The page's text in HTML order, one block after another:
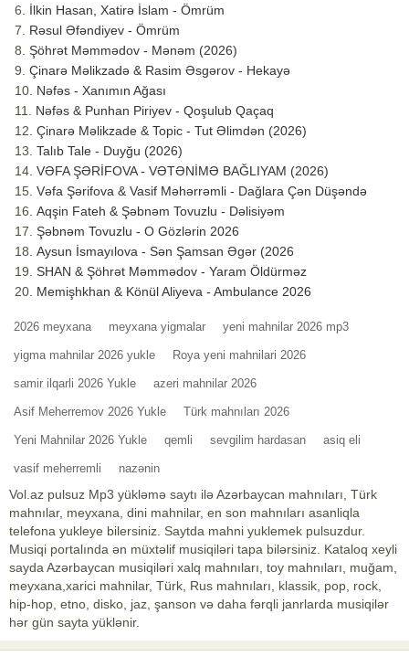
İlkin Hasan, Xatirə İslam - Ömrüm
Rəsul Əfəndiyev - Ömrüm
Şöhrət Məmmədov - Mənəm (2026)
Çinarə Məlikzadə & Rasim Əsgərov - Hekayə
Nəfəs - Xanımın Ağası
Nəfəs & Punhan Piriyev - Qoşulub Qaçaq
Çinarə Məlikzade & Topic - Tut Əlimdən (2026)
Talıb Tale - Duyğu (2026)
VƏFA ŞƏRİFOVA - VƏTƏNİMƏ BAĞLIYAM (2026)
Vəfa Şərifova & Vasif Məhərrəmli - Dağlara Çən Düşəndə
Aqşin Fateh & Şəbnəm Tovuzlu - Dəlisiyəm
Şəbnəm Tovuzlu - O Gözlərin 2026
Aysun İsmayılova - Sən Şamsan Əgər (2026
SHAN & Şöhrət Məmmədov - Yaram Öldürməz
Memişhkhan & Könül Aliyeva - Ambulance 2026
2026 meyxana meyxana yigmalar yeni mahnilar 2026 mp3
yigma mahnilar 2026 yukle Roya yeni mahnilari 2026
samir ilqarli 2026 Yukle azeri mahnilar 2026
Asif Meherremov 2026 Yukle Türk mahnıları 2026
Yeni Mahnilar 2026 Yukle qemli sevgilim hardasan asiq eli
vasif meherremli nazənin
Vol.az pulsuz Mp3 yükləmə saytı ilə Azərbaycan mahnıları, Türk
mahnılar, meyxana, dini mahnilar, en son mahnıları asanliqla
telefona yukleye bilersiniz. Saytda mahni yuklemek pulsuzdur.
Musiqi portalında ən müxtəlif musiqiləri tapa bilərsiniz. Kataloq xeyli
sayda Azərbaycan musiqiləri xalq mahnıları, toy mahnıları, muğam,
meyxana,xarici mahnilar, Türk, Rus mahnıları, klassik, pop, rock,
hip-hop, etno, disko, jaz, şanson və daha fərqli janrlarda musiqilər
hər gün sayta yüklənir.